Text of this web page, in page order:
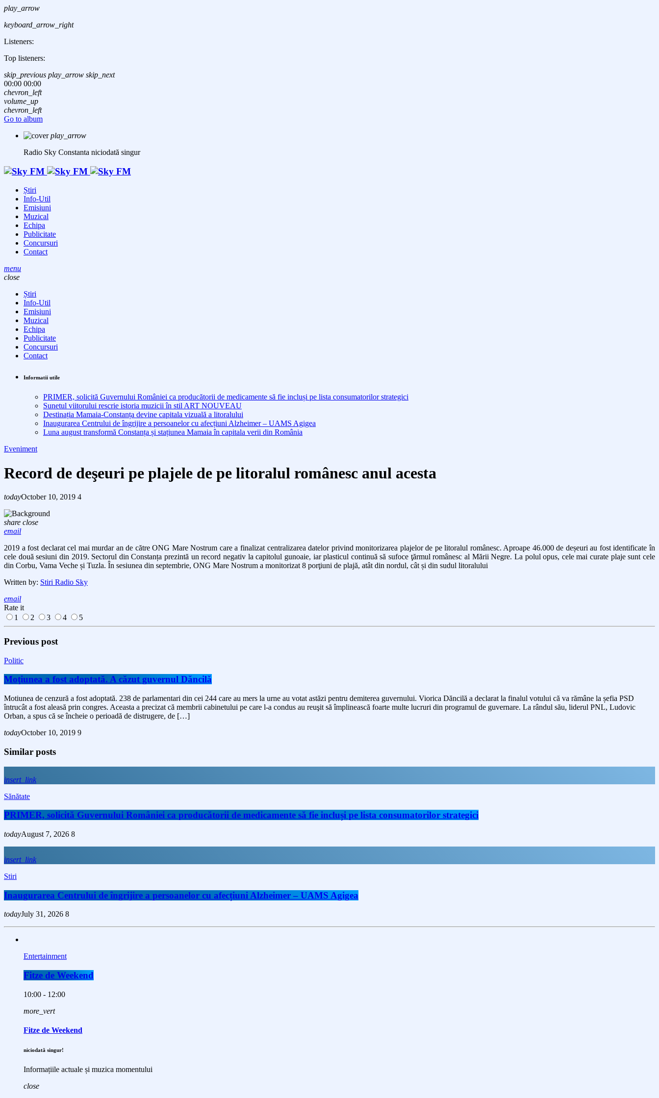
play_arrow
keyboard_arrow_right
Listeners:
Top listeners:
skip_previous play_arrow skip_next
00:00 00:00
chevron_left
volume_up
chevron_left
Go to album
play_arrow
Radio Sky Constanta niciodată singur
Știri
Info-Util
Emisiuni
Muzical
Echipa
Publicitate
Concursuri
Contact
menu
close
Știri
Info-Util
Emisiuni
Muzical
Echipa
Publicitate
Concursuri
Contact
Informatii utile
PRIMER, solicită Guvernului României ca producătorii de medicamente să fie incluși pe lista consumatorilor strategici
Sunetul viitorului rescrie istoria muzicii în stil ART NOUVEAU
Destinația Mamaia-Constanța devine capitala vizuală a litoralului
Inaugurarea Centrului de îngrijire a persoanelor cu afecțiuni Alzheimer – UAMS Agigea
Luna august transformă Constanța și stațiunea Mamaia în capitala verii din România
Eveniment
Record de deşeuri pe plajele de pe litoralul românesc anul acesta
todayOctober 10, 2019 4
share close
email
2019 a fost declarat cel mai murdar an de către ONG Mare Nostrum care a finalizat centralizarea datelor privind monitorizarea plajelor de pe litoralul românesc. Aproape 46.000 de deșeuri au fost identificate în
cele două sesiuni din 2019. Sectorul din Constanța prezintă un record negativ la capitolul gunoaie, iar plasticul continuă să sufoce ţărmul românesc al Mării Negre. La polul opus, cele mai curate plaje sunt cele
din Corbu, Vama Veche și Tuzla. În sesiunea din septembrie, ONG Mare Nostrum a monitorizat 8 porţiuni de plajă, atât din nordul, cât și din sudul litoralului
Written by: Stiri Radio Sky
email
Rate it
1
2 3 4 5
Previous post
Politic
Moţiunea a fost adoptată. A căzut guvernul Dăncilă
Motiunea de cenzură a fost adoptată. 238 de parlamentari din cei 244 care au mers la urne au votat astăzi pentru demiterea guvernului. Viorica Dăncilă a declarat la finalul votului că va rămâne la șefia PSD
întrucât a fost aleasă prin congres. Aceasta a precizat că membrii cabinetului pe care l-a condus au reuşit să împlinească foarte multe lucruri din programul de guvernare. La rândul său, liderul PNL, Ludovic
Orban, a spus că se încheie o perioadă de distrugere, de […]
todayOctober 10, 2019 9
Similar posts
insert_link
Sănătate
PRIMER, solicită Guvernului României ca producătorii de medicamente să fie incluși pe lista consumatorilor strategici
todayAugust 7, 2026 8
insert_link
Stiri
Inaugurarea Centrului de îngrijire a persoanelor cu afecțiuni Alzheimer – UAMS Agigea
todayJuly 31, 2026 8
Entertainment
Fitze de Weekend
10:00 - 12:00
more_vert
Fitze de Weekend
niciodată singur!
Informațiile actuale și muzica momentului
close